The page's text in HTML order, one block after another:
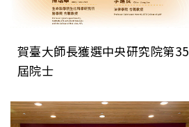
賀臺大師長獲選中央研究院第35
屆院士